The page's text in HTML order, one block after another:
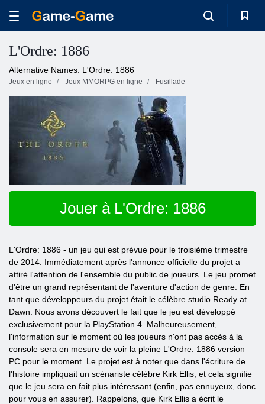
L'Ordre: 1886
Alternative Names: L'Ordre: 1886
Jeux en ligne Jeux MMORPG en ligne Fusillade
Jouer à L'Ordre: 1886
L'Ordre: 1886 - un jeu qui est prévue pour le troisième trimestre
de 2014. Immédiatement après l'annonce officielle du projet a
attiré l'attention de l'ensemble du public de joueurs. Le jeu promet
d'être un grand représentant de l'aventure d'action de genre. En
tant que développeurs du projet était le célèbre studio Ready at
Dawn. Nous avons découvert le fait que le jeu est développé
exclusivement pour la PlayStation 4. Malheureusement,
l'information sur le moment où les joueurs n'ont pas accès à la
console sera en mesure de voir la pleine L'Ordre: 1886 version
PC pour le moment. Le projet est à noter que dans l'écriture de
l'histoire impliquait un scénariste célèbre Kirk Ellis, et cela signifie
que le jeu sera en fait plus intéressant (enfin, pas ennuyeux, donc
pour vous en assurer). Rappelons, que Kirk Ellis a écrit le